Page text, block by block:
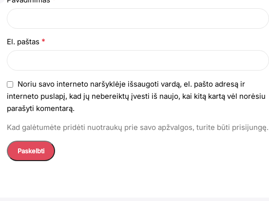
El. paštas *
Noriu savo interneto naršyklėje išsaugoti vardą, el. pašto adresą ir
interneto puslapį, kad jų nebereiktų įvesti iš naujo, kai kitą kartą vėl norėsiu
parašyti komentarą.
Kad galėtumėte pridėti nuotraukų prie savo apžvalgos, turite būti prisijungę.